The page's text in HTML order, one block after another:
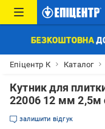
Епіцентр К Каталог
Кутник для
22006 12 мм 2,5м
залишити відгук